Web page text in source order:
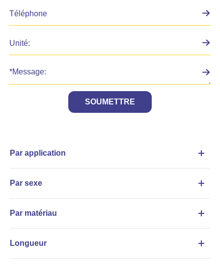
SOUMETTRE
Par application
Par sexe
Par matériau
Longueur